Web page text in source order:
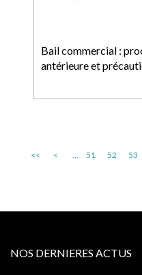
Bail commercial :
antérieure et
<< < ... 51 52 53
NOS DERNIERES ACTUS